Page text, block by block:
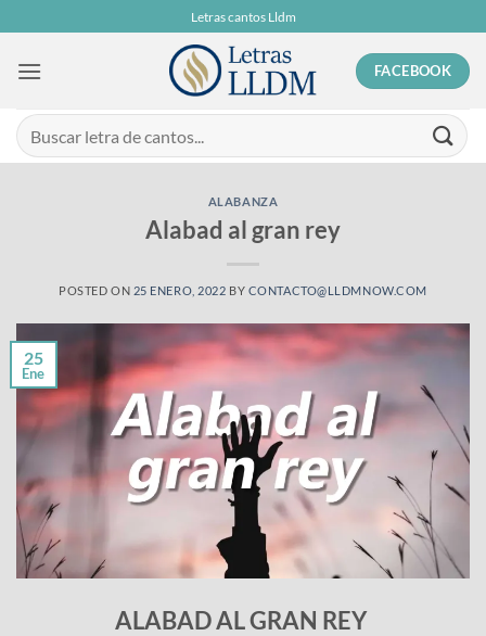
to
content
Letras cantos Lldm
FACEBOOK
ALABANZA
Alabad al gran rey
POSTED ON 25 ENERO, 2022 BY CONTACTO@LLDMNOW.COM
25
Ene
ALABAD AL GRAN REY